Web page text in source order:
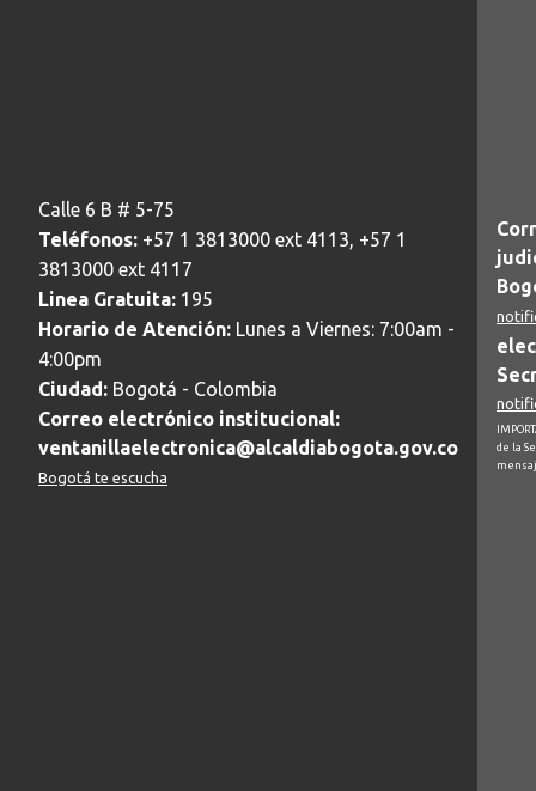
Calle 6 B # 5-75
Teléfonos: +57 1 3813000 ext 4113, +57 1
3813000 ext 4117
Linea Gratuita: 195
Horario de Atención: Lunes a Viernes: 7:00am -
4:00pm
Ciudad: Bogotá - Colombia
Correo electrónico institucional:
ventanillaelectronica@alcaldiabogota.gov.co
Bogotá te escucha
de la